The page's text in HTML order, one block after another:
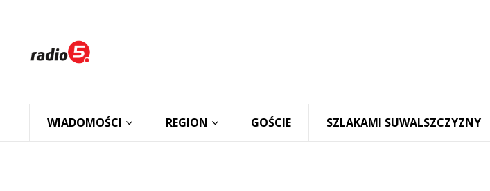
WIADOMOŚCI REGION GOŚCIE SZLAKAMI SUWALSZCZYZNY